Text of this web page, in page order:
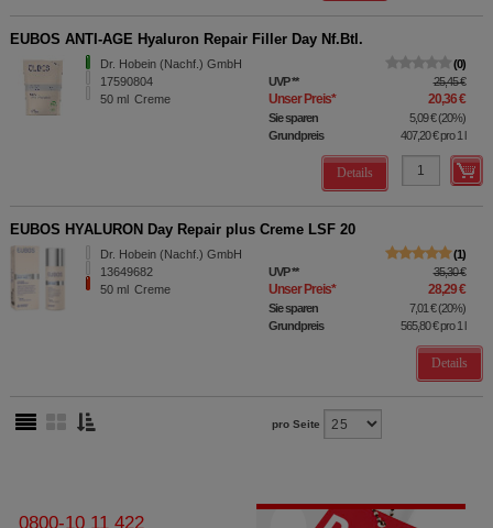
EUBOS ANTI-AGE Hyaluron Repair Filler Day Nf.Btl.
Dr. Hobein (Nachf.) GmbH
17590804
50 ml Creme
0
UVP** 25,45 €
Unser Preis* 20,36 €
Sie sparen 5,09 €(20%)
Grundpreis
407,20 €pro 1 l
Details
EUBOS HYALURON Day Repair plus Creme LSF 20
Dr. Hobein (Nachf.) GmbH
13649682
50 ml Creme
1
UVP** 35,30 €
Unser Preis* 28,29 €
Sie sparen 7,01 €(20%)
Grundpreis
565,80 €pro 1 l
Details
pro Seite
0800-10 11 422